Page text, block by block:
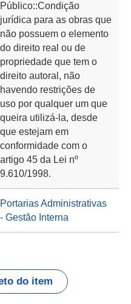
Público::Condição
jurídica para as obras que
não possuem o elemento
do direito real ou de
propriedade que tem o
direito autoral, não
havendo restrições de
uso por qualquer um que
queira utilizá-la, desde
que estejam em
conformidade com o
artigo 45 da Lei nº
9.610/1998.
Portarias Administrativas
- Gestão Interna
do item